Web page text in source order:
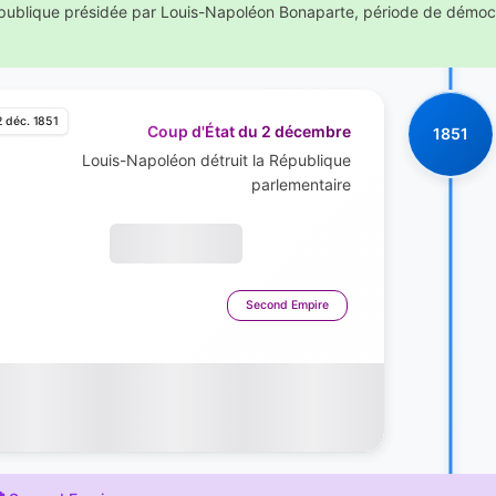
présidée par Louis-Napoléon Bonaparte, période de
1851
déc. 1851
Coup d'État du 2 décembre
Louis-Napoléon détruit la République
parlementaire
Second Empire